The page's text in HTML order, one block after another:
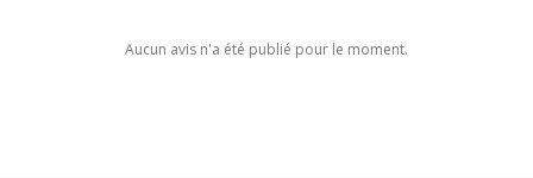
Aucun avis n'a été publié pour le moment.